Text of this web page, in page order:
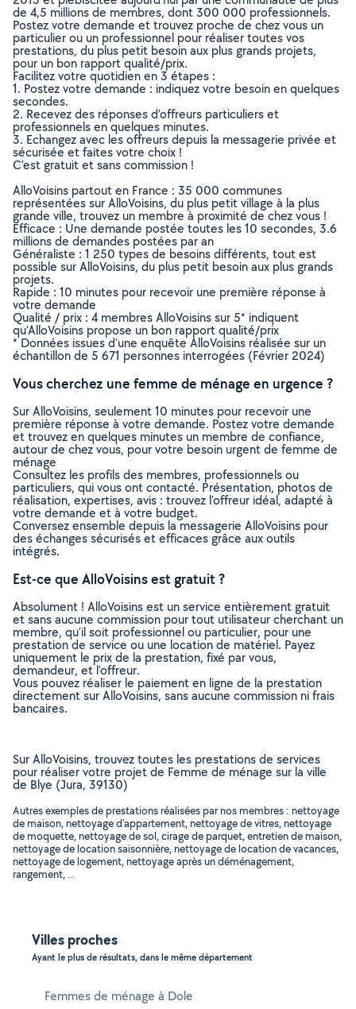
de 4,5 millions de membres, dont 300 000 professionnels.
Postez votre demande et trouvez proche de chez vous un
particulier ou un professionnel pour réaliser toutes vos
prestations, du plus petit besoin aux plus grands projets,
pour un bon rapport qualité/prix.
Facilitez votre quotidien en 3 étapes :
1. Postez votre demande : indiquez votre besoin en quelques
secondes.
2. Recevez des réponses d’offreurs particuliers et
professionnels en quelques minutes.
3. Echangez avec les offreurs depuis la messagerie privée et
sécurisée et faites votre choix !
C’est gratuit et sans commission !
AlloVoisins partout en France : 35 000 communes
représentées sur AlloVoisins, du plus petit village à la plus
grande ville, trouvez un membre à proximité de chez vous !
Efficace : Une demande postée toutes les 10 secondes, 3.6
millions de demandes postées par an
Généraliste : 1 250 types de besoins différents, tout est
possible sur AlloVoisins, du plus petit besoin aux plus grands
projets.
Rapide : 10 minutes pour recevoir une première réponse à
votre demande
Qualité / prix : 4 membres AlloVoisins sur 5* indiquent
qu’AlloVoisins propose un bon rapport qualité/prix
* Données issues d’une enquête AlloVoisins réalisée sur un
échantillon de 5 671 personnes interrogées (Février 2024)
Vous cherchez une femme de ménage en urgence ?
Sur AlloVoisins, seulement 10 minutes pour recevoir une
première réponse à votre demande. Postez votre demande
et trouvez en quelques minutes un membre de confiance,
autour de chez vous, pour votre besoin urgent de femme de
ménage
Consultez les profils des membres, professionnels ou
particuliers, qui vous ont contacté. Présentation, photos de
réalisation, expertises, avis : trouvez l'offreur idéal, adapté à
votre demande et à votre budget.
Conversez ensemble depuis la messagerie AlloVoisins pour
des échanges sécurisés et efficaces grâce aux outils
intégrés.
Est-ce que AlloVoisins est gratuit ?
Absolument ! AlloVoisins est un service entièrement gratuit
et sans aucune commission pour tout utilisateur cherchant un
membre, qu’il soit professionnel ou particulier, pour une
prestation de service ou une location de matériel. Payez
uniquement le prix de la prestation, fixé par vous,
demandeur, et l’offreur.
Vous pouvez réaliser le paiement en ligne de la prestation
directement sur AlloVoisins, sans aucune commission ni frais
bancaires.
Sur AlloVoisins, trouvez toutes les prestations de services
pour réaliser votre projet de Femme de ménage sur la ville
de Blye (Jura, 39130)
Autres exemples de prestations réalisées par nos membres : nettoyage
de maison, nettoyage d'appartement, nettoyage de vitres, nettoyage
de moquette, nettoyage de sol, cirage de parquet, entretien de maison,
nettoyage de location saisonnière, nettoyage de location de vacances,
nettoyage de logement, nettoyage après un déménagement,
rangement, ..
Villes proches
Ayant le plus de résultats, dans le même département
Femmes de ménage à Dole